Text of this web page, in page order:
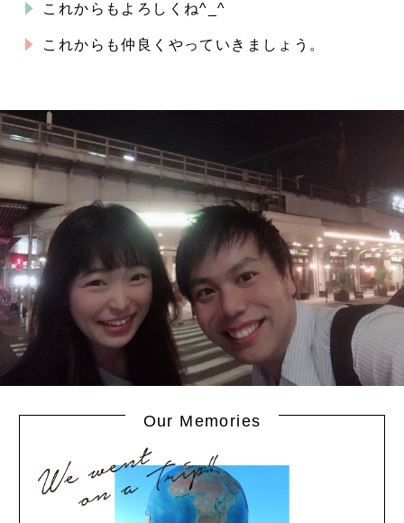
これからもよろしくね^_^
これからも仲良くやっていきましょう。
Our Memories